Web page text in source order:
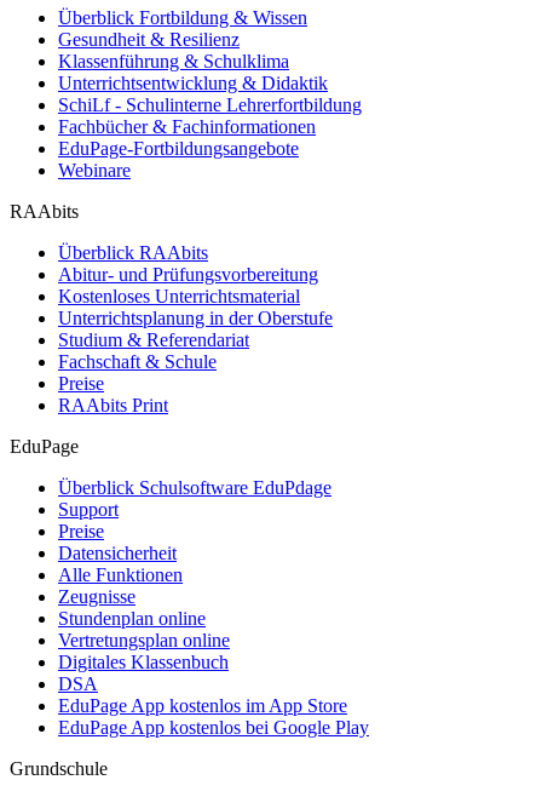
Überblick Fortbildung & Wissen
Gesundheit & Resilienz
Klassenführung & Schulklima
Unterrichtsentwicklung & Didaktik
SchiLf - Schulinterne Lehrerfortbildung
Fachbücher & Fachinformationen
EduPage-Fortbildungsangebote
Webinare
RAAbits
Überblick RAAbits
Abitur- und Prüfungsvorbereitung
Kostenloses Unterrichtsmaterial
Unterrichtsplanung in der Oberstufe
Studium & Referendariat
Fachschaft & Schule
Preise
RAAbits Print
EduPage
Überblick Schulsoftware EduPdage
Support
Preise
Datensicherheit
Alle Funktionen
Zeugnisse
Stundenplan online
Vertretungsplan online
Digitales Klassenbuch
DSA
EduPage App kostenlos im App Store
EduPage App kostenlos bei Google Play
Grundschule